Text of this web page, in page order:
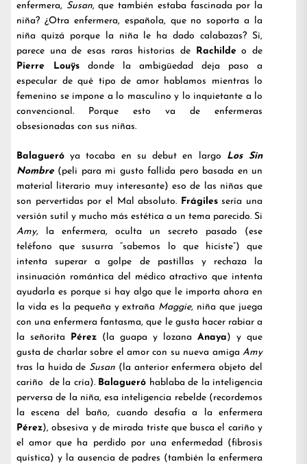
enfermera, Susan, que también estaba fascinada por la
niña? ¿Otra enfermera, española, que no soporta a la
niña quizá porque la niña le ha dado calabazas? Si,
parece una de esas raras historias de Rachildeo de
Pierre Louÿs donde la ambigüedad deja paso a
especular de qué tipo de amor hablamos mientras lo
femenino se impone a lo masculino y lo inquietante a lo
convencional. Porque esto va de enfermeras
obsesionadas con sus niñas.
Balagueró ya tocaba en su debut en largo Los Sin
Nombre(peli para mi gusto fallida pero basada en un
material literario muy interesante) eso de las niñas que
son pervertidas por el Mal absoluto. Frágilessería una
versión sutil y mucho más estética a un tema parecido. Si
Amy, la enfermera, oculta un secreto pasado (ese
teléfono que susurra “sabemos lo que hiciste”) que
intenta superar a golpe de pastillas y rechaza la
insinuación romántica del médico atractivo que intenta
ayudarla es porque si hay algo que le importa ahora en
la vida es la pequeña y extraña Maggie, niña que juega
con una enfermera fantasma, que le gusta hacer rabiar a
la señorita Pérez (la guapa y lozana Anaya) y que
gusta de charlar sobre el amor con su nueva amiga Amy
tras la huida de Susan (la anterior enfermera objeto del
cariño de la cría). Balagueró hablaba de la inteligencia
perversa de la niña, esa inteligencia rebelde (recordemos
la escena del baño, cuando desafía a la enfermera
Pérez), obsesiva y de mirada triste que busca el cariño y
el amor que ha perdido por una enfermedad (fibrosis
quística) y la ausencia de padres (también la enfermera